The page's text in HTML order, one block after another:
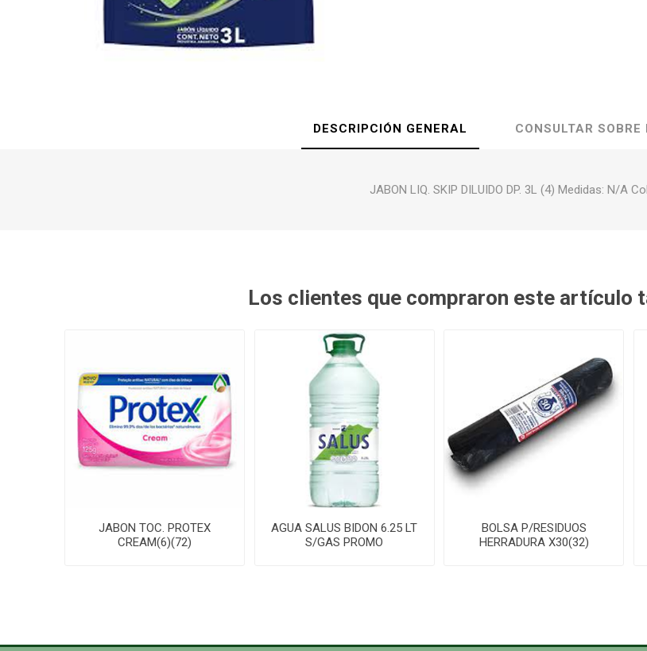
DESCRIPCIÓN GENERAL CONSULTAR SOBRE
JABON LIQ. SKIP DILUIDO DP. 3L (4) Medidas: N/A
Los clientes que compraron este artículo
JABON TOC. PROTEX
CREAM(6)(72)
AGUA SALUS BIDON 6.25 LT
S/GAS PROMO
BOLSA P/RESIDUOS
HERRADURA X30(32)